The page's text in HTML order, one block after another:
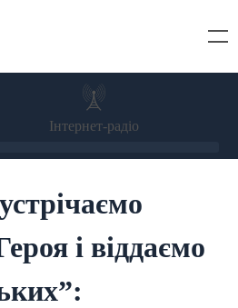
Інтернет-радіо
і віддаємо